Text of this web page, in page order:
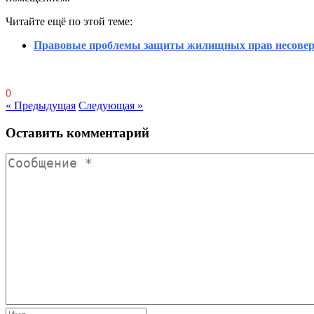
Читайте ещё по этой теме:
Правовые проблемы защиты жилищных прав
0
« Предыдущая Следующая »
Оставить комментарий